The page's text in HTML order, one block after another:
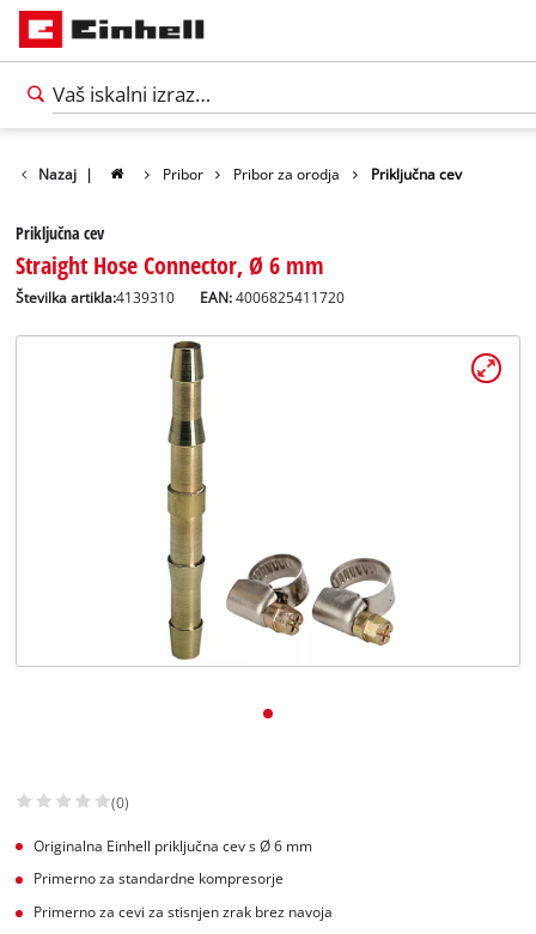
Nazaj | Pribor Pribor za orodja Priključna cev
Priključna cev
Straight Hose Connector, Ø 6 mm
Številka artikla:4139310 EAN:4006825411720
(0)
Originalna Einhell priključna cev s Ø 6 mm
Primerno za standardne kompresorje
Primerno za cevi za stisnjen zrak brez navoja